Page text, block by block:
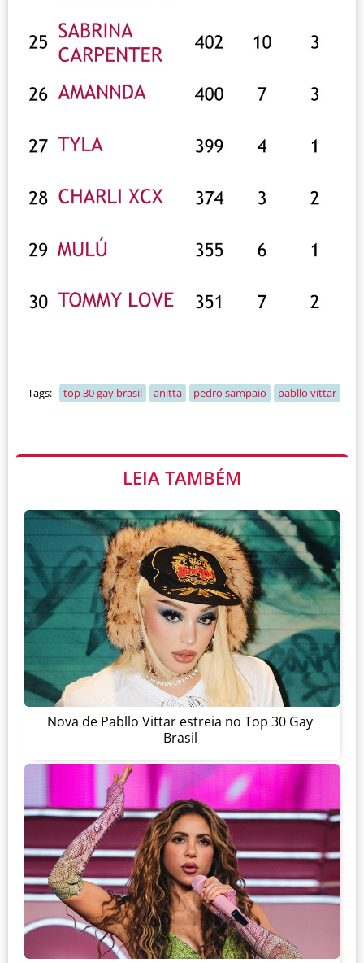
Tags: top 30 gay brasil anitta pedro sampaio pabllo vittar
LEIA TAMBÉM
Nova de Pabllo Vittar estreia no Top 30 Gay
Brasil